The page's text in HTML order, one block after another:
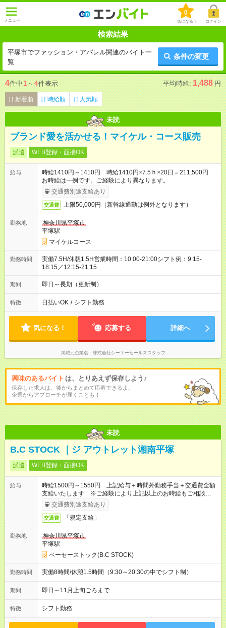
メニュー
0
気になる！ ログイン
検索結果
平塚市でファッション・アパレル関連のバイト一
覧
条件の変更
4件中1 ～ 4件表示 平均時給: 1,488 円
新着順 時給順 人気順
未読
ブランド愛を活かせる！マイケル・コース販売
派遣 WEB登録・面接OK
給与
時給1410円～1410円 時給1410円×7.5ｈ×20日＝211,500円
お時給は一例です。ご経験により異なります。
交通費別途支給あり
交通費 上限50,000円（新幹線通勤は例外となります）
勤務地
神奈川県平塚市
平塚駅
マイケルコース
勤務時間
実働7.5H/休憩1.5H営業時間：10:00-21:00シフト例：9:15-
18:15／12:15-21:15
期間 即日～長期（更新制）
特徴 日払いOK / シフト勤務
気になる！ 応募する 詳細へ
掲載元企業名 株式会社シーエーセールススタッフ
興味のあるバイト は、とりあえず保存しよう♪
保存した求人は、後からまとめて応募できるよ。
企業からアプローチが届くことも！
未読
B.C STOCK ｜ジ アウトレット湘南平塚
派遣 WEB登録・面接OK
給与
時給1500円～1550円 上記給与＋時間外勤務手当＋交通費全額
支給いたします ※ご経験により上記以上のお時給もご相談させ
ていただきます ※時間外手当はお時給の1.25倍です！
交通費別途支給あり
交通費 「規定支給」
勤務地
神奈川県平塚市
平塚駅
ベーセーストック(B.C STOCK)
勤務時間 実働8時間/休憩1.5時間（9:30～20:30の中でシフト制）
期間 即日～11月上旬ごろまで
特徴 シフト勤務